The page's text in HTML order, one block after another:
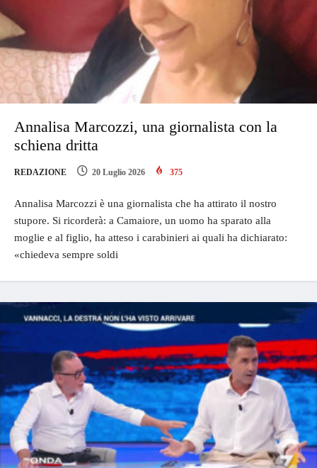
Annalisa Marcozzi, una giornalista con la
schiena dritta
REDAZIONE 20 Luglio 2026 375
Annalisa Marcozzi è una giornalista che ha attirato il nostro
stupore. Si ricorderà: a Camaiore, un uomo ha sparato alla
moglie e al figlio, ha atteso i carabinieri ai quali ha dichiarato:
«chiedeva sempre soldi